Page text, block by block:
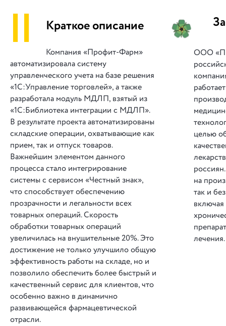
|| Краткое описание
Компания «Профит-Фарм»
автоматизировала систему
управленческого учета на базе решения
«1С:Управление торговлей», а также
разработала модуль МДЛП, взятый из
«1С:Библиотека интеграции с МДЛП».
В результате проекта автоматизированы
складские операции, охватывающие как
прием, так и отпуск товаров.
Важнейшим элементом данного
процесса стало интегрирование
системы с сервисом «Честный знак»,
что способствует обеспечению
прозрачности и легальности всех
товарных операций. Скорость
обработки товарных операций
увеличилась на внушительные 20%. Это
достижение не только улучшило общую
эффективность работы на складе, но и
позволило обеспечить более быстрый и
качественный сервис для клиентов, что
особенно важно в динамично
развивающейся фармацевтической
отрасли.
ООО
целью
на
так и
включая